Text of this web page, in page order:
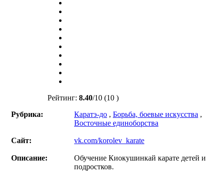
Рейтинг: 8.40/10 (10 )
Рубрика:
Каратэ-до , Борьба, боевые искусства ,
Восточные единоборства
Сайт: vk.com/korolev_karate
Описание:
Обучение Киокушинкай карате детей и
подростков.